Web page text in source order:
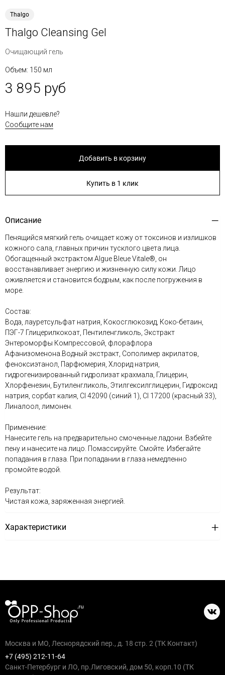
Thalgo
Thalgo Cleansing Gel
Очищающий гель
Объем: 150 мл
3 895 руб
Нашли дешевле?
Сообщите нам
Добавить в корзину
Купить в 1 клик
Описание
Пенящийся мягкий гель очищает кожу от токсинов и излишков
кожного сала, главных причин тусклого цвета лица.
Обогащенный экстрактом Algue Bleue Vitale®, он
восстанавливает энергию и жизненную силу кожи. Лицо
оживляется и становится бодрым, как после погружения в
море.
Состав:
Вода, лауретсульфат натрия, Кокосглюкозид, Коко-бетаин,
ПЭГ-7 Глицерилкокоат, Пентиленгликоль, Экстракт
Энтероморфы Компрессовой, флорафлора
Афанизоменона.Водный экстракт, Сополимер акрилатов,
феноксиэтанол, Парфюмерия, Хлорид натрия,
гидрогенизированный гидролизат крахмала, Глицерин,
Хлорфенезин, Бутиленгликоль, Этилгексилглицерин, Гидроксид
натрия, сорбат калия, CI 42090 (синий 1), CI 17200 (красный 33),
Линалоол, лимонен.
Применение:
Нанесите гель на предварительно смоченные ладони. Взбейте
пену и нанесите на лицо. Помассируйте. Смойте. Избегайте
попадания в глаза. При попадании в глаза немедленно
промойте водой.
Результат:
Чистая кожа, заряженная энергией.
Характеристики
Москва и МО, Леснорядский пер., д. 18 стр. 2 (ТК Контакт)
+7 (495) 212-11-64
Санкт-Петербург и ЛО, пр.Лиговский, дом 50, корп.10 (ТК